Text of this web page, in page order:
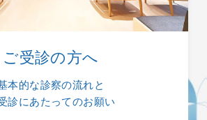
ご受診の方へ
本的な診察の流れと
診にあたってのお願い